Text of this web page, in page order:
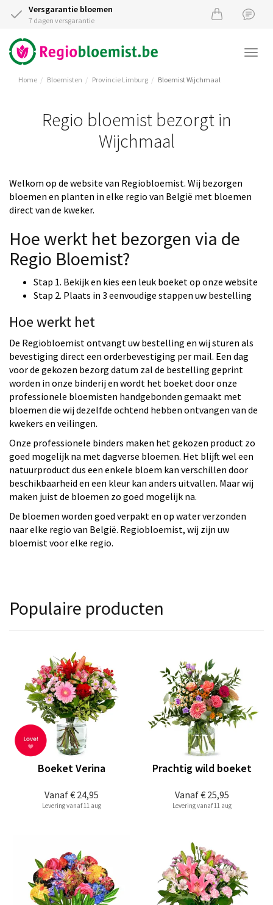
Versgarantie bloemen
7 dagen versgarantie
Home Bloemisten Provincie Limburg Bloemist Wijchmaal
Regio bloemist bezorgt in
Wijchmaal
Welkom op de website van Regiobloemist. Wij bezorgen
bloemen en planten in elke regio van België met bloemen
direct van de kweker.
Hoe werkt het bezorgen via de
Regio Bloemist?
Stap 1. Bekijk en kies een leuk boeket op onze website
Stap 2. Plaats in 3 eenvoudige stappen uw bestelling
Hoe werkt het
De Regiobloemist ontvangt uw bestelling en wij sturen als
bevestiging direct een orderbevestiging per mail. Een dag
voor de gekozen bezorg datum zal de bestelling geprint
worden in onze binderij en wordt het boeket door onze
professionele bloemisten handgebonden gemaakt met
bloemen die wij dezelfde ochtend hebben ontvangen van de
kwekers en veilingen.
Onze professionele binders maken het gekozen product zo
goed mogelijk na met dagverse bloemen. Het blijft wel een
natuurproduct dus een enkele bloem kan verschillen door
beschikbaarheid en een kleur kan anders uitvallen. Maar wij
maken juist de bloemen zo goed mogelijk na.
De bloemen worden goed verpakt en op water verzonden
naar elke regio van België. Regiobloemist, wij zijn uw
bloemist voor elke regio.
Populaire producten
Vanaf€ 24,95
Boeket Verina
Levering vanaf 11 aug
Vanaf€ 25,95
Prachtig wild boeket
Levering vanaf 11 aug